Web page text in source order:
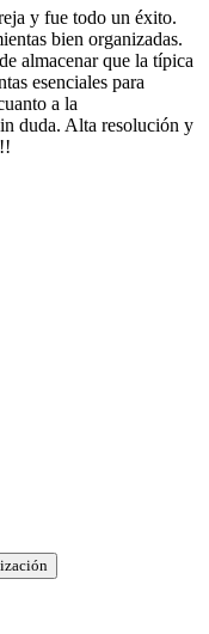
y fue todo un éxito.
bien organizadas.
almacenar que la típica
esenciales para
a la
duda. Alta resolución y